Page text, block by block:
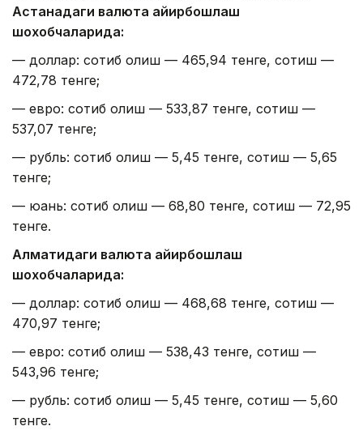
Астанадаги валюта айирбошлаш
шохобчаларида:
— доллар: сотиб олиш — 465,94 тенге, сотиш —
472,78 тенге;
— евро: сотиб олиш — 533,87 тенге, сотиш —
537,07 тенге;
— рубль: сотиб олиш — 5,45 тенге, сотиш — 5,65
тенге;
— юань: сотиб олиш — 68,80 тенге, сотиш — 72,95
тенге.
Алматидаги валюта айирбошлаш
шохобчаларида:
— доллар: сотиб олиш — 468,68 тенге, сотиш —
470,97 тенге;
— евро: сотиб олиш — 538,43 тенге, сотиш —
543,96 тенге;
— рубль: сотиб олиш — 5,45 тенге, сотиш — 5,60
тенге.